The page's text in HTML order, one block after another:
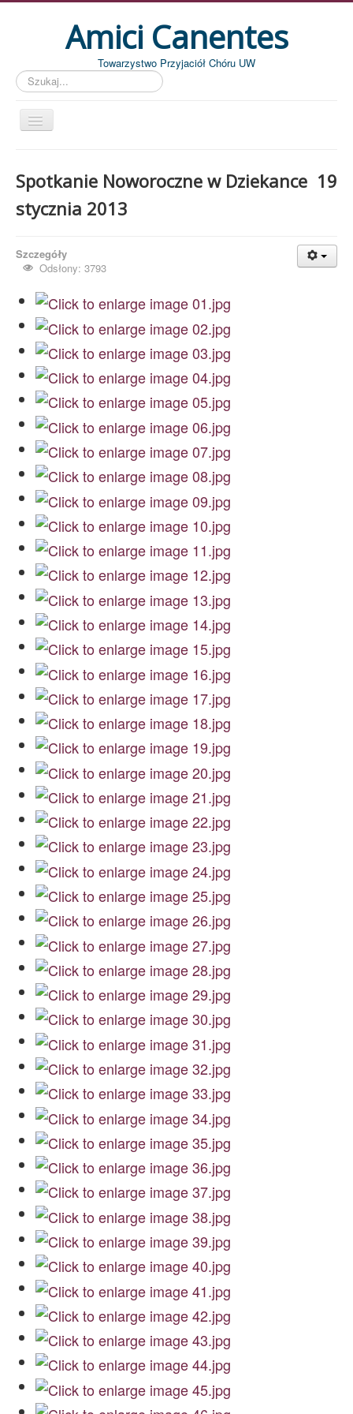
Amici Canentes
Towarzystwo Przyjaciół Chóru UW
Szukaj...
Aktualności
Wydarzenia
Piszemy
Pożegnania
Zdjęcia
Dyrygenci
Archiwum
O nas
Statut TPChUW
Kontakt
Spotkanie Noworoczne w Dziekance  19
stycznia 2013
Szczegóły
Odsłony: 3793